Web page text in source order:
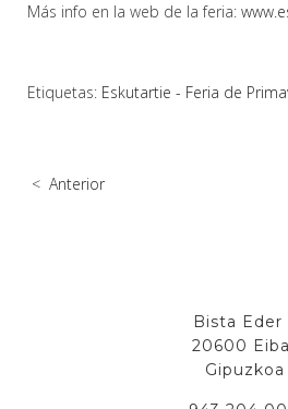
Más info en la web de la feria:
Etiquetas: Eskutartie - Feria de
< Anterior
Bista Eder
20600
Gipuzkoa